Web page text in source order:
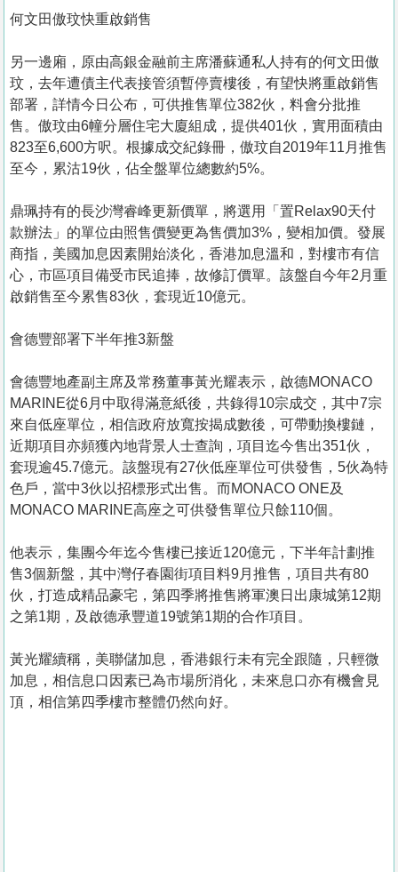
何文田傲玟快重啟銷售
另一邊廂，原由高銀金融前主席潘蘇通私人持有的何文田傲
玟，去年遭債主代表接管須暫停賣樓後，有望快將重啟銷售
部署，詳情今日公布，可供推售單位382伙，料會分批推
售。傲玟由6幢分層住宅大廈組成，提供401伙，實用面積由
823至6,600方呎。根據成交紀錄冊，傲玟自2019年11月推售
至今，累沽19伙，佔全盤單位總數約5%。
鼎珮持有的長沙灣睿峰更新價單，將選用「置Relax90天付
款辦法」的單位由照售價變更為售價加3%，變相加價。發展
商指，美國加息因素開始淡化，香港加息溫和，對樓市有信
心，市區項目備受市民追捧，故修訂價單。該盤自今年2月重
啟銷售至今累售83伙，套現近10億元。
會德豐部署下半年推3新盤
會德豐地產副主席及常務董事黃光耀表示，啟德MONACO
MARINE從6月中取得滿意紙後，共錄得10宗成交，其中7宗
來自低座單位，相信政府放寬按揭成數後，可帶動換樓鏈，
近期項目亦頻獲內地背景人士查詢，項目迄今售出351伙，
套現逾45.7億元。該盤現有27伙低座單位可供發售，5伙為特
色戶，當中3伙以招標形式出售。而MONACO ONE及
MONACO MARINE高座之可供發售單位只餘110個。
他表示，集團今年迄今售樓已接近120億元，下半年計劃推
售3個新盤，其中灣仔春園街項目料9月推售，項目共有80
伙，打造成精品豪宅，第四季將推售將軍澳日出康城第12期
之第1期，及啟德承豐道19號第1期的合作項目。
黃光耀續稱，美聯儲加息，香港銀行未有完全跟隨，只輕微
加息，相信息口因素已為市場所消化，未來息口亦有機會見
頂，相信第四季樓市整體仍然向好。